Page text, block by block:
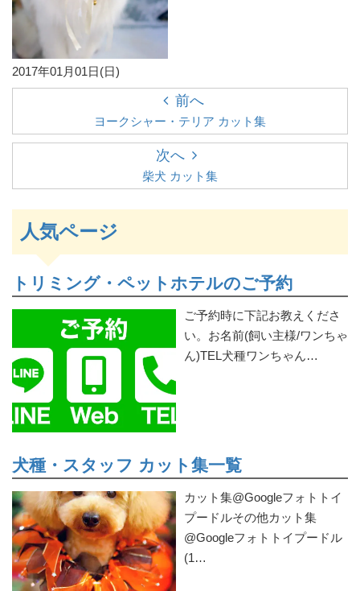
2017年01月01日(日)
前へ
ヨークシャー・テリア カット集
次へ
柴犬 カット集
人気ページ
トリミング・ペットホテルのご予約
ご予約時に下記お教えくださ
い。お名前(飼い主様/ワンちゃ
ん)TEL犬種ワンちゃん…
犬種・スタッフ カット集一覧
カット集@Googleフォトトイ
プードルその他カット集
@Googleフォトトイプードル
(1…